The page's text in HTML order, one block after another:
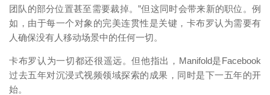
团队的部分位置甚至需要裁掉。”但这同时会带来新的职位。例
如，由于每一个对象的完美连贯性是关键，卡布罗认为需要有
人确保没有人移动场景中的任何一切。
卡布罗认为一切都还很遥远。但他指出，Manifold是Facebook
过去五年对沉浸式视频领域探索的成果，同时是下一五年的开
始。